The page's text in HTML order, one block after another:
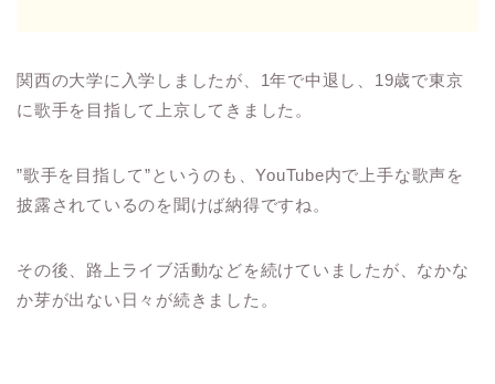
関西の大学に入学しましたが、1年で中退し、19歳で東京
に歌手を目指して上京してきました。
”歌手を目指して”というのも、YouTube内で上手な歌声を
披露されているのを聞けば納得ですね。
その後、路上ライブ活動などを続けていましたが、なかな
か芽が出ない日々が続きました。